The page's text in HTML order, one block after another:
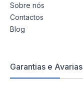
Sobre nós
Contactos
Blog
Garantias e Avarias